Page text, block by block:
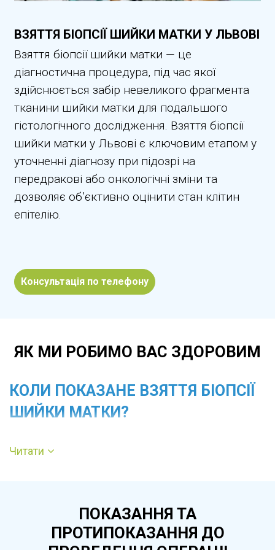
ВЗЯТТЯ БІОПСІЇ ШИЙКИ МАТКИ У ЛЬВОВІ
Взяття біопсії шийки матки — це
діагностична процедура, під час якої
здійснюється забір невеликого фрагмента
тканини шийки матки для подальшого
гістологічного дослідження. Взяття біопсії
шийки матки у Львові є ключовим етапом у
уточненні діагнозу при підозрі на
передракові або онкологічні зміни та
дозволяє об’єктивно оцінити стан клітин
епітелію.
Консультація по телефону
ЯК МИ РОБИМО ВАС ЗДОРОВИМ
КОЛИ ПОКАЗАНЕ ВЗЯТТЯ БІОПСІЇ
ШИЙКИ МАТКИ?
Процедуру призначають при патологічних
тривалих запальних процесів. Взяття біопсії
також необхідне для контролю після
Читати
ПОКАЗАННЯ ТА
ПРОТИПОКАЗАННЯ ДО